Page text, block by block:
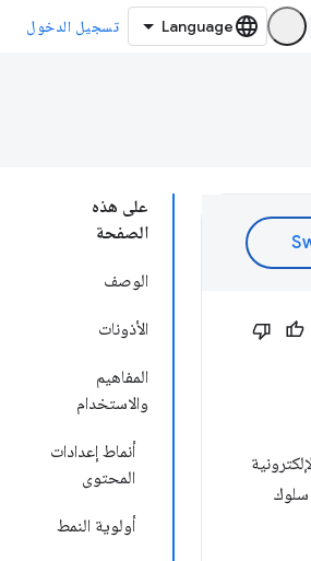
تسجيل الدخول
على هذه
الصفحة
الوصف
الأذونات
المفاهيم
والاستخدام
أنماط إعدادات
المحتوى
أولوية النمط
سلوك